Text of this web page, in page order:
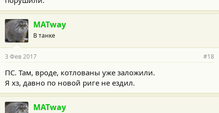
MATway
В танке
3 Фев 2017 #18
ПС. Там, вроде, котлованы уже заложили.
Я хз, давно по новой риге не ездил.
MATway